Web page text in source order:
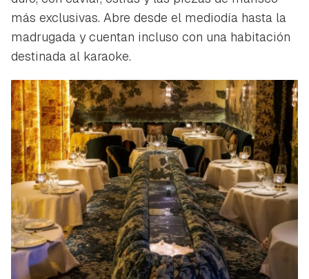
más exclusivas. Abre desde el mediodía hasta la
madrugada y cuentan incluso con una habitación
destinada al karaoke.